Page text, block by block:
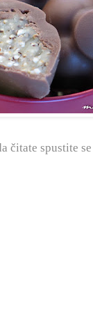
čitate spustite